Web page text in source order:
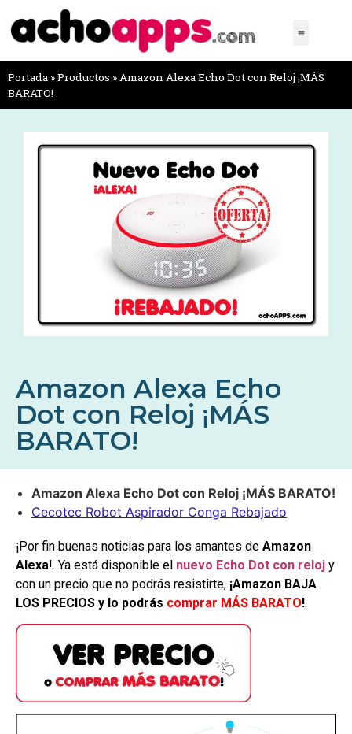
Portada »Productos »Amazon Alexa Echo Dot con Reloj ¡MÁS
BARATO!
Amazon Alexa Echo
Dot con Reloj ¡MÁS
BARATO!
Amazon Alexa Echo Dot con Reloj ¡MÁS BARATO!
Cecotec Robot Aspirador Conga Rebajado
¡Por fin buenas noticias para los amantes de Amazon
Alexa!. Ya está disponible el nuevo Echo Dot con reloj y
con un precio que no podrás resistirte, ¡Amazon BAJA
LOS PRECIOS y lo podrás comprar MÁS BARATO!.